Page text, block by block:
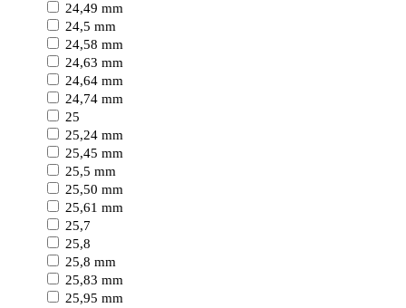
24,49 mm
24,5 mm
24,58 mm
24,63 mm
24,64 mm
24,74 mm
25
25,24 mm
25,45 mm
25,5 mm
25,50 mm
25,61 mm
25,7
25,8
25,8 mm
25,83 mm
25,95 mm